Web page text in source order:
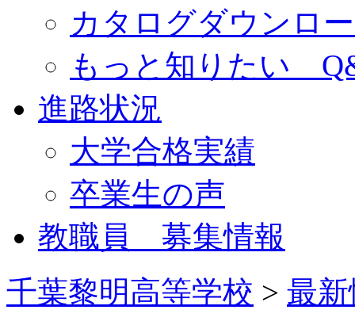
カタログダウンロ
もっと知りたい
進路状況
大学合格実績
卒業生の声
教職員 募集情報
千葉黎明高等学校 > 最